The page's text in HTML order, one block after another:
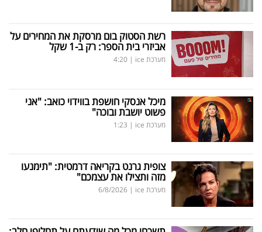
רשת הסטוק בום מרסקת את המחירים על
אביזרי בית הספר: רק ב-1 שקל
מערכת ice |
4:20
מיכל אנסקי חושפת בווידוי כואב: "אני
פשוט יושבת ובוכה"
מערכת ice |
1:23
צופית גרנט בקריאה דרמטית: "תימנעו
מזה ותצילו את עצמכם"
מערכת ice |
6/8/2026